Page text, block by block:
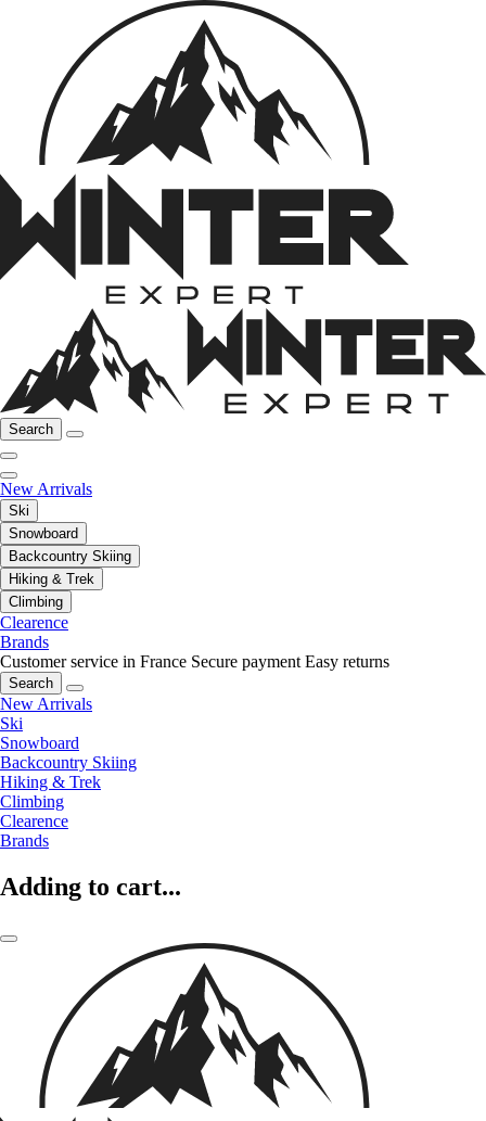
Search
New Arrivals
Ski
Snowboard
Backcountry Skiing
Hiking & Trek
Climbing
Clearence
Brands
Customer service in France Secure payment Easy returns
Search
New Arrivals
Ski
Snowboard
Backcountry Skiing
Hiking & Trek
Climbing
Clearence
Brands
Adding to cart...